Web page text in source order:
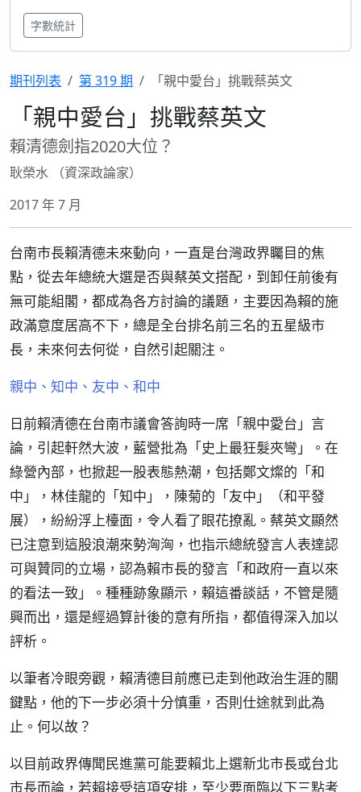
字數統計
期刊列表 第 319 期 「親中愛台」挑戰蔡英文
「親中愛台」挑戰蔡英文
賴清德劍指2020大位？
耿榮水 （資深政論家）
2017 年 7 月
台南市長賴清德未來動向，一直是台灣政界矚目的焦
點，從去年總統大選是否與蔡英文搭配，到卸任前後有
無可能組閣，都成為各方討論的議題，主要因為賴的施
政滿意度居高不下，總是全台排名前三名的五星級市
長，未來何去何從，自然引起關注。
親中、知中、友中、和中
日前賴清德在台南市議會答詢時一席「親中愛台」言
論，引起軒然大波，藍營批為「史上最狂髮夾彎」。在
綠營內部，也掀起一股表態熱潮，包括鄭文燦的「和
中」，林佳龍的「知中」，陳菊的「友中」（和平發
展），紛紛浮上檯面，令人看了眼花撩亂。蔡英文顯然
已注意到這股浪潮來勢洶洶，也指示總統發言人表達認
可與贊同的立場，認為賴市長的發言「和政府一直以來
的看法一致」。種種跡象顯示，賴這番談話，不管是隨
興而出，還是經過算計後的意有所指，都值得深入加以
評析。
以筆者冷眼旁觀，賴清德目前應已走到他政治生涯的關
鍵點，他的下一步必須十分慎重，否則仕途就到此為
止。何以故？
以目前政界傳聞民進黨可能要賴北上選新北市長或台北
市長而論，若賴接受這項安排，至少要面臨以下三點考